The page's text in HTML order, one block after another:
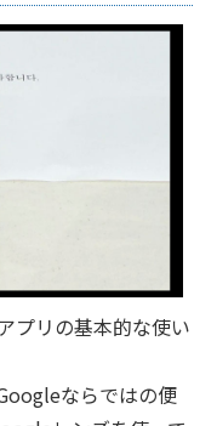
プリの基本的な使い
ならではの便